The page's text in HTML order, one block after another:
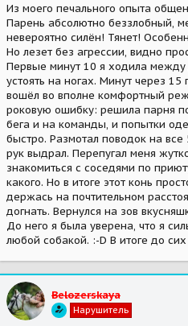
Из моего печального опыта
Парень абсолютно беззлобный,
невероятно силён! Тянет!
Но лезет без агрессии, видно
Первые минут 10 я ходила между
устоять на ногах. Минут через
вошёл во вполне комфортный
роковую ошибку: решила парня
бега и на команды, и попытки
быстро. Размотал поводок на
рук выдрал. Перепугал меня
знакомиться с соседями по
какого. Но в итоге этот конь
держась на почтительном
догнать. Вернулся на зов
До него я была уверена, что я
любой собакой. :-D В итоге до
Belozerskaya
Нарушитель